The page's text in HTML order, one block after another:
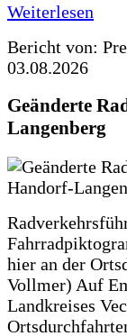
Weiterlesen
Bericht von:
03.08.2026
Geänderte
Langenberg
hier an der
Vollmer) Auf
Landkreises